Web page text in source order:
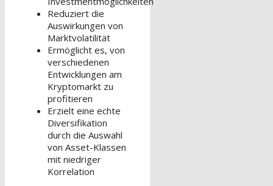
Reduziert die
Auswirkungen von
Marktvolatilität
Ermöglicht es, von
verschiedenen
Entwicklungen am
Kryptomarkt zu
profitieren
Erzielt eine echte
Diversifikation
durch die Auswahl
von Asset-Klassen
mit niedriger
Korrelation